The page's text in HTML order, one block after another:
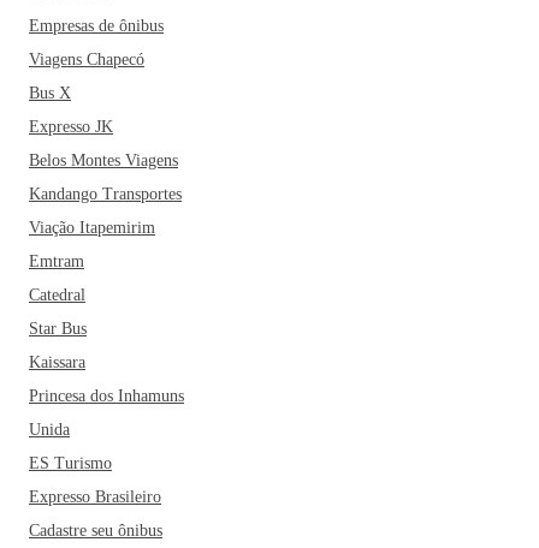
Empresas de ônibus
Viagens Chapecó
Bus X
Expresso JK
Belos Montes Viagens
Kandango Transportes
Viação Itapemirim
Emtram
Catedral
Star Bus
Kaissara
Princesa dos Inhamuns
Unida
ES Turismo
Expresso Brasileiro
Cadastre seu ônibus